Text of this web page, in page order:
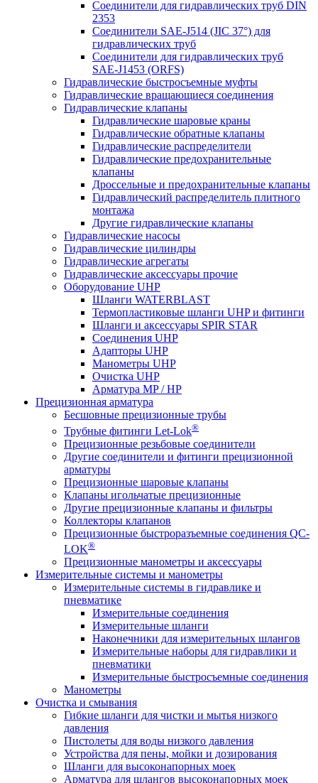
Соединители для гидравлических труб DIN
2353
Соединители SAE-J514 (JIC 37°) для
гидравлических труб
Соединители для гидравлических труб
SAE-J1453 (ORFS)
Гидравлические быстросъемные муфты
Гидравлические вращающиеся соединения
Гидравлические клапаны
Гидравлические шаровые краны
Гидравлические обратные клапаны
Гидравлические распределители
Гидравлические предохранительные
клапаны
Дроссельные и предохранительные клапаны
Гидравлический распределитель плитного
монтажа
Другие гидравлические клапаны
Гидравлические насосы
Гидравлические цилиндры
Гидравлические агрегаты
Гидравлические аксессуары прочие
Оборудование UHP
Шланги WATERBLAST
Термопластиковые шланги UHP и фитинги
Шланги и аксессуары SPIR STAR
Соединения UHP
Адапторы UHP
Манометры UHP
Очистка UHP
Арматура MP / HP
Прецизионная арматура
Бесшовные прецизионные трубы
Трубные фитинги Let-Lok®
Прецизионные резьбовые соединители
Другие соединители и фитинги прецизионной
арматуры
Прецизионные шаровые клапаны
Клапаны игольчатые прецизионные
Другие прецизионные клапаны и фильтры
Коллекторы клапанов
Прецизионные быстроразъемные соединения QC-
LOK®
Прецизионные манометры и аксессуары
Измерительные системы и манометры
Измерительные системы в гидравлике и
пневматике
Измерительные соединения
Измерительные шланги
Наконечники для измерительных шлангов
Измерительные наборы для гидравлики и
пневматики
Измерительные быстросъемные соединения
Манометры
Очистка и смывания
Гибкие шланги для чистки и мытья низкого
давления
Пистолеты для воды низкого давления
Устройства для пены, мойки и дозирования
Шланги для высоконапорных моек
Арматура для шлангов высоконапорных моек